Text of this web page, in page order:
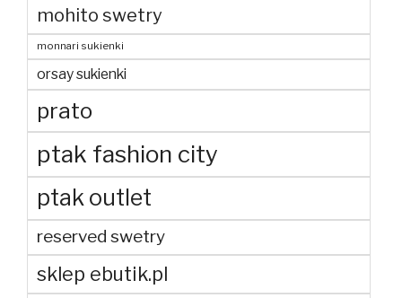
mohito swetry
monnari sukienki
orsay sukienki
prato
ptak fashion city
ptak outlet
reserved swetry
sklep ebutik.pl